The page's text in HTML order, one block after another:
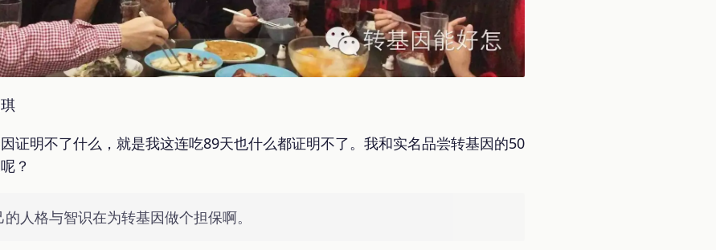
证明不了什么，就是我这连吃89天也什么都证明不了。我和实名品尝转基因的50
？
人格与智识在为转基因做个担保啊。